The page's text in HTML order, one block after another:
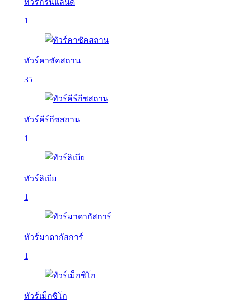
ทัวร์กรีนแลนด์
1
ทัวร์คาซัคสถาน
35
ทัวร์คีร์กีซสถาน
1
ทัวร์ลิเบีย
1
ทัวร์มาดากัสการ์
1
ทัวร์เม็กซิโก